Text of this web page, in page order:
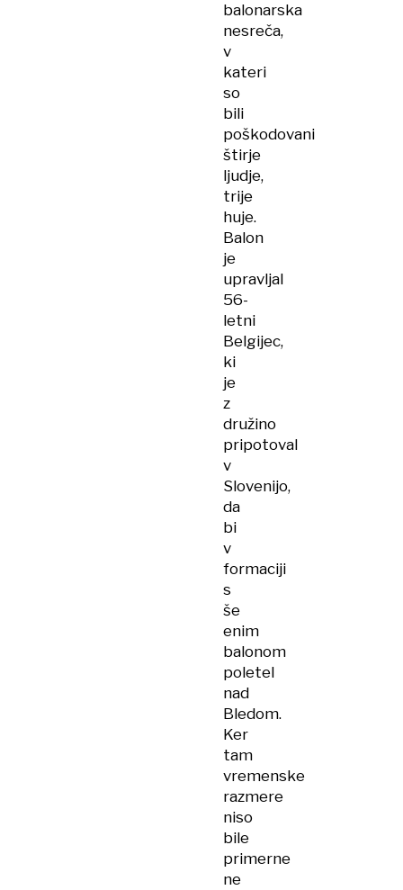
balonarska
nesreča,
v
kateri
so
bili
poškodovani
štirje
ljudje,
trije
huje.
Balon
je
upravljal
56-
letni
Belgijec,
ki
je
z
družino
pripotoval
v
Slovenijo,
da
bi
v
formaciji
s
še
enim
balonom
poletel
nad
Bledom.
Ker
tam
vremenske
razmere
niso
bile
primerne
ne